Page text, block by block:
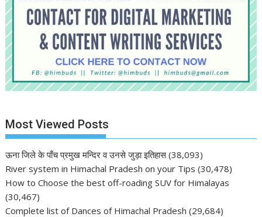
Most Viewed Posts
ऊना जिले के पाँच प्रमुख मन्दिर व उनसे जुड़ा इतिहास (38,093)
River system in Himachal Pradesh on your Tips (30,478)
How to Choose the best off-roading SUV for Himalayas
(30,467)
Complete list of Dances of Himachal Pradesh (29,684)